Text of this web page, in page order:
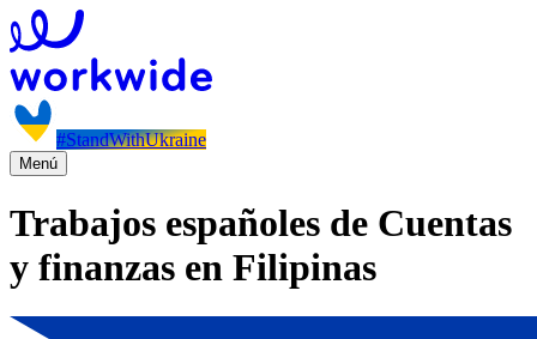
#StandWithUkraine
Menú
Trabajos españoles de Cuentas
y finanzas en Filipinas